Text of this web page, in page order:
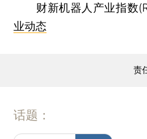
财新机器人产业指数
业动态
责
话题：